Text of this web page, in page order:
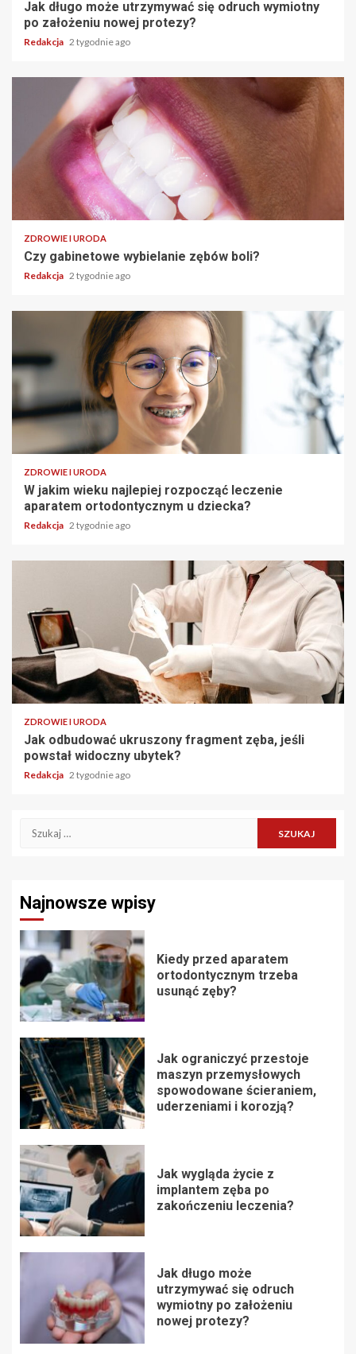
Jak długo może utrzymywać się odruch wymiotny
po założeniu nowej protezy?
Redakcja 2 tygodnie ago
ZDROWIE I URODA
Czy gabinetowe wybielanie zębów boli?
Redakcja 2 tygodnie ago
ZDROWIE I URODA
W jakim wieku najlepiej rozpocząć leczenie
aparatem ortodontycznym u dziecka?
Redakcja 2 tygodnie ago
ZDROWIE I URODA
Jak odbudować ukruszony fragment zęba, jeśli
powstał widoczny ubytek?
Redakcja 2 tygodnie ago
Szukaj:
Najnowsze wpisy
Kiedy przed aparatem
ortodontycznym trzeba
usunąć zęby?
Jak ograniczyć przestoje
maszyn przemysłowych
spowodowane ścieraniem,
uderzeniami i korozją?
Jak wygląda życie z
implantem zęba po
zakończeniu leczenia?
Jak długo może
utrzymywać się odruch
wymiotny po założeniu
nowej protezy?